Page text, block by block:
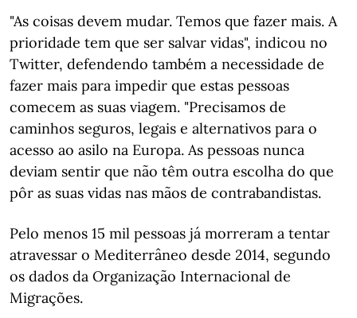
"As coisas devem mudar. Temos que fazer mais. A
prioridade tem que ser salvar vidas", indicou no
Twitter, defendendo também a necessidade de
fazer mais para impedir que estas pessoas
comecem as suas viagem. "Precisamos de
caminhos seguros, legais e alternativos para o
acesso ao asilo na Europa. As pessoas nunca
deviam sentir que não têm outra escolha do que
pôr as suas vidas nas mãos de contrabandistas.
Pelo menos 15 mil pessoas já morreram a tentar
atravessar o Mediterrâneo desde 2014, segundo
os dados da Organização Internacional de
Migrações.